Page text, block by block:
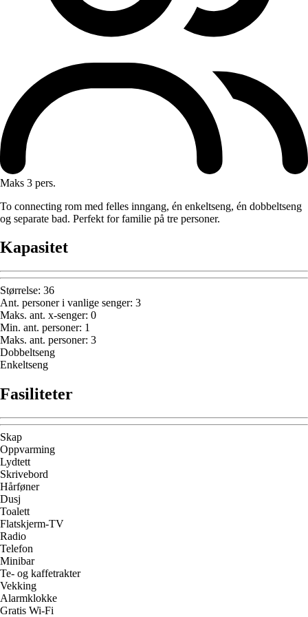
Maks 3 pers.
To connecting rom med felles inngang, én enkeltseng, én dobbeltseng
og separate bad. Perfekt for familie på tre personer.
Kapasitet
Størrelse: 36
Ant. personer i vanlige senger: 3
Maks. ant. x-senger: 0
Min. ant. personer: 1
Maks. ant. personer: 3
Dobbeltseng
Enkeltseng
Fasiliteter
Skap
Oppvarming
Lydtett
Skrivebord
Hårføner
Dusj
Toalett
Flatskjerm-TV
Radio
Telefon
Minibar
Te- og kaffetrakter
Vekking
Alarmklokke
Gratis Wi-Fi